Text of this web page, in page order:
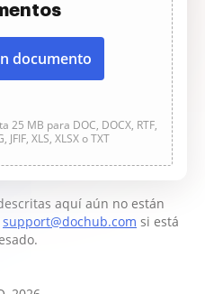
documento
25 MB para DOC, DOCX, RTF,
JFIF, XLS, XLSX o TXT
aquí aún no están
support@dochub.com si está